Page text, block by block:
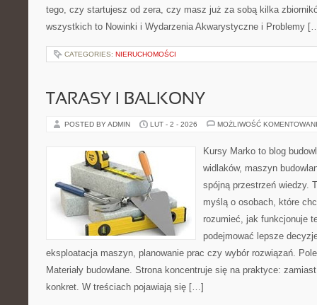
tego, czy startujesz od zera, czy masz już za sobą kilka
wszystkich to Nowinki i Wydarzenia Akwarystyczne i Problemy
CATEGORIES: NIERUCHOMOŚCI
TARASY I BALKONY
POSTED BY ADMIN LUT - 2 - 2026 MOŻLIWOŚĆ
Kursy Marko to blog
widlaków, maszyn
spójną przestrzeń wiedzy.
myślą o osobach, które
rozumieć, jak funkcjonuje
podejmować lepsze
eksploatacja maszyn, planowanie prac czy wybór rozwiązań.
Materiały budowlane. Strona koncentruje się na praktyce:
konkret. W treściach pojawiają się […]